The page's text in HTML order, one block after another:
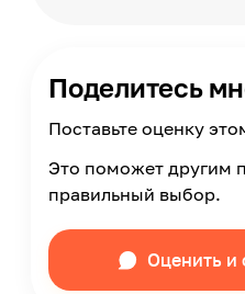
Поделитесь
Поставьте оценку
Это поможет другим
правильный выбор.
Оценить и